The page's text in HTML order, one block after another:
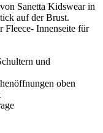
Sanetta Kidswear in
auf der Brust.
Fleece- Innenseite für
und
oben